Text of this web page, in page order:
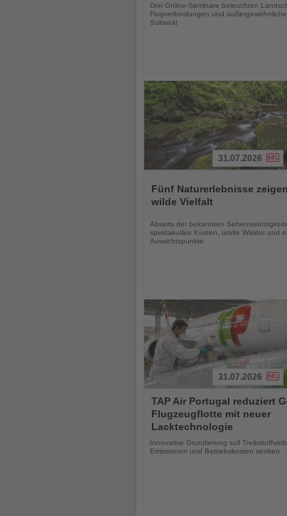
Drei Online-Seminare beleuchten
Flugverbindungen und
Sultanat
Sie
die
31.07.2026
Fünf Naturerlebnisse
wilde Vielfalt
Abseits der bekannten
spektakuläre Küsten, uralte Wälder und
Aussichtspunkte
Sie
die
Nachrichten
31.07.2026
TAP Air Portugal reduziert
Flugzeugflotte mit neuer
Lacktechnologie
Innovative Grundierung soll
Emissionen und Betriebskosten senken